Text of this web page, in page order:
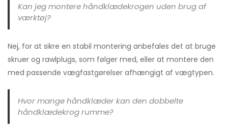
Kan jeg montere håndklædekrogen uden brug af
værktøj?
Nej, for at sikre en stabil montering anbefales det at bruge
skruer og rawlplugs, som følger med, eller at montere den
med passende vægfastgørelser afhængigt af vægtypen.
Hvor mange håndklæder kan den dobbelte
håndklædekrog rumme?